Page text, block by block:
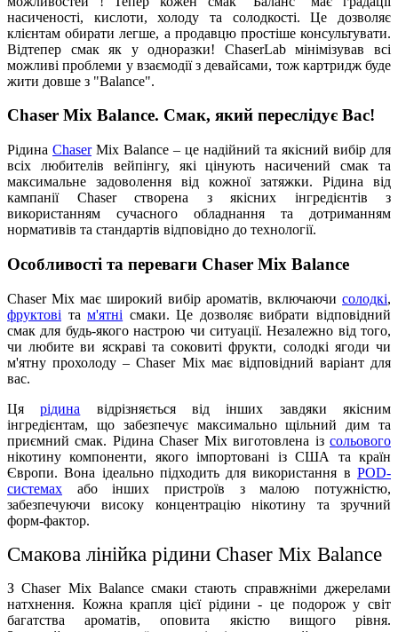
насиченості, кислоти, холоду та солодкості. Це дозволяє
клієнтам обирати легше, а продавцю простіше консультувати.
Відтепер смак як у одноразки! ChaserLab мінімізував всі
можливі проблеми у взаємодії з девайсами, тож картридж буде
жити довше з "Balance".
Chaser Mix Balance. Смак, який переслідує Вас!
Рідина ChaserMix Balance – це надійний та якісний вибір для
всіх любителів вейпінгу, які цінують насичений смак та
максимальне задоволення від кожної затяжки. Рідина від
кампанії Chaser створена з якісних інгредієнтів з
використанням сучасного обладнання та дотриманням
нормативів та стандартів відповідно до технології.
Особливості та переваги Chaser Mix Balance
Chaser Mix має широкий вибір ароматів, включаючи солодкі,
фруктові там'ятні смаки. Це дозволяє вибрати відповідний
смак для будь-якого настрою чи ситуації. Незалежно від того,
чи любите ви яскраві та соковиті фрукти, солодкі ягоди чи
м'ятну прохолоду – Chaser Mix має відповідний варіант для
вас.
Цярідина відрізняється від інших завдяки якісним
інгредієнтам, що забезпечує максимально щільний дим та
приємний смак. Рідина Chaser Mix виготовлена із сольового
нікотину компоненти, якого імпортовані із США та країн
Європи. Вона ідеально підходить для використання в POD-
системах або інших пристроїв з малою потужністю,
забезпечуючи високу концентрацію нікотину та зручний
форм-фактор.
Смакова лінійка рідини Chaser Mix Balance
З Chaser Mix Balance смаки стають справжніми джерелами
натхнення. Кожна крапля цієї рідини - це подорож у світ
багатства ароматів, оповита якістю вищого рівня.